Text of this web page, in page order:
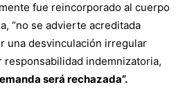
fue reincorporado al cuerpo
“no se advierte acreditada
una desvinculación irregular
indemnizatoria,
será rechazada”.